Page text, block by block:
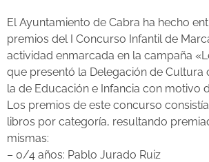
El Ayuntamiento de Cabra ha hecho
premios del I Concurso Infantil de
actividad enmarcada en la campaña
que presentó la Delegación de Cultura
la de Educación e Infancia con motivo
Los premios de este concurso
libros por categoría, resultando
mismas:
– 0/4 años: Pablo Jurado Ruiz